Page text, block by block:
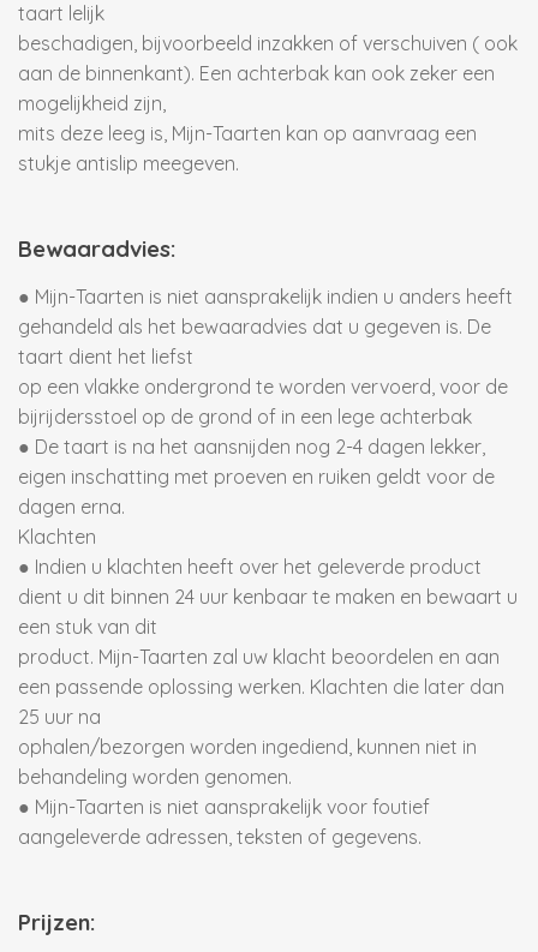
taart lelijk
beschadigen, bijvoorbeeld inzakken of verschuiven ( ook
aan de binnenkant). Een achterbak kan ook zeker een
mogelijkheid zijn,
mits deze leeg is, Mijn-Taarten kan op aanvraag een
stukje antislip meegeven.
Bewaaradvies:
● Mijn-Taarten is niet aansprakelijk indien u anders heeft
gehandeld als het bewaaradvies dat u gegeven is. De
taart dient het liefst
op een vlakke ondergrond te worden vervoerd, voor de
bijrijdersstoel op de grond of in een lege achterbak
● De taart is na het aansnijden nog 2-4 dagen lekker,
eigen inschatting met proeven en ruiken geldt voor de
dagen erna.
Klachten
● Indien u klachten heeft over het geleverde product
dient u dit binnen 24 uur kenbaar te maken en bewaart u
een stuk van dit
product. Mijn-Taarten zal uw klacht beoordelen en aan
een passende oplossing werken. Klachten die later dan
25 uur na
ophalen/bezorgen worden ingediend, kunnen niet in
behandeling worden genomen.
● Mijn-Taarten is niet aansprakelijk voor foutief
aangeleverde adressen, teksten of gegevens.
Prijzen: